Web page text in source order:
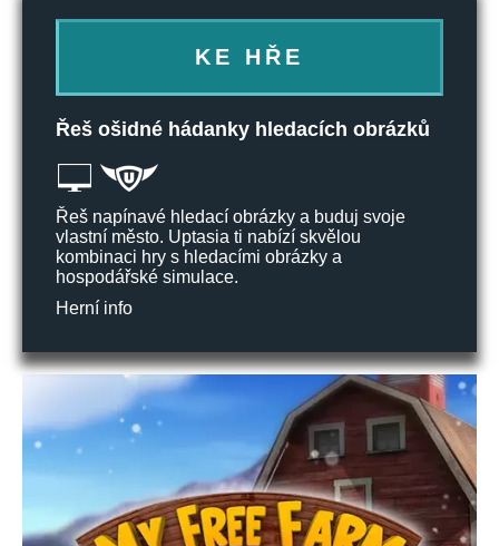
KE HŘE
Řeš ošidné hádanky hledacích obrázků
Řeš napínavé hledací obrázky a buduj svoje
vlastní město. Uptasia ti nabízí skvělou
kombinaci hry s hledacími obrázky a
hospodářské simulace.
Herní info